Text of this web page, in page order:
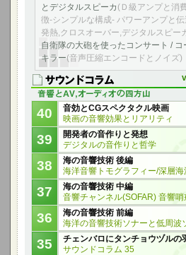
とデジタルスピーカ (Ｄ級アンプと消
徴-シンプルな構成- パワーアンプと伝
発熱,クロスオーバー,デジタルスピー
自衛隊の大砲を使ったコンサート / コ
キラー(音声圧縮エンコードとノイズ)
40
音効とCGスペクタクル映画
映画の音響効果とリアリティ
39
開発者の音作りと発想
デジタルの音作りと哲学
38
海の音響技術 後編
海洋音響トモグラフィー/深層海
37
海の音響技術 中編
音響チャンネル(SOFAR) 音響哨
36
海の音響技術 前編
海洋の音響技術ソナーと低周波
35
チェンバロにタンチョウヅルの
サウンドコラム 35